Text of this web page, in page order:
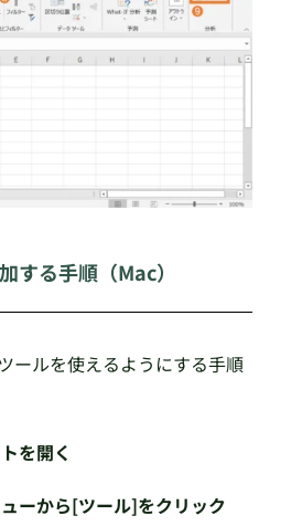
する手順（Mac）
ールを使えるようにする手順
を開く
ーから[ツール]をクリック